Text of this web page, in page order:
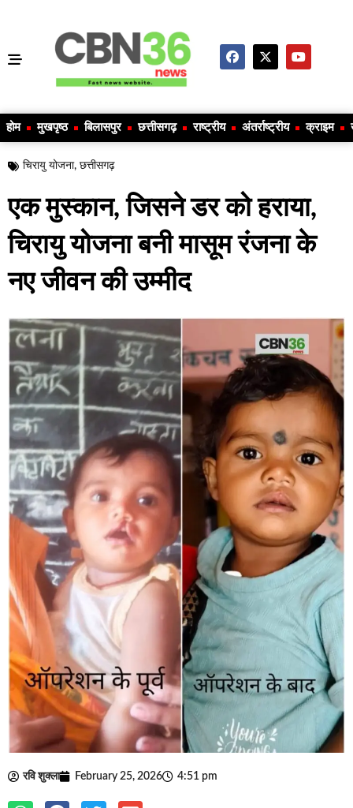
होम मुखपृष्ठ बिलासपुर छत्तीसगढ़ राष्ट्रीय अंतर्राष्ट्रीय क्राइम
चिरायु योजना, छत्तीसगढ़
एक मुस्कान, जिसने डर को हराया,
चिरायु योजना बनी मासूम रंजना के
नए जीवन की उम्मीद
रवि शुक्ला February 25, 2026 4:51 pm